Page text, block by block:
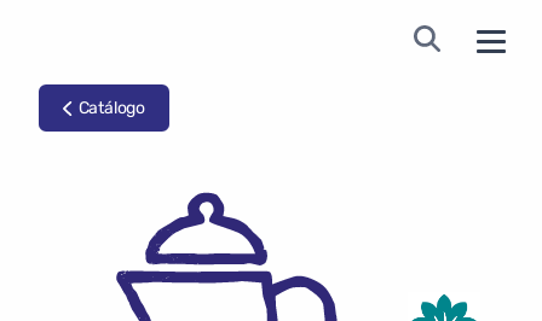
Catálogo